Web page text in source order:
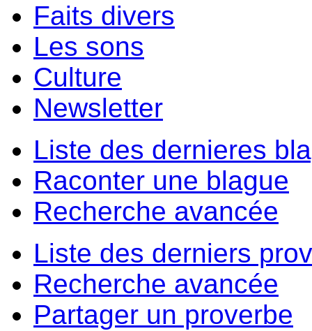
Faits divers
Les sons
Culture
Newsletter
Liste des dernieres
Raconter une blague
Recherche avancée
Liste des derniers
Recherche avancée
Partager un proverbe